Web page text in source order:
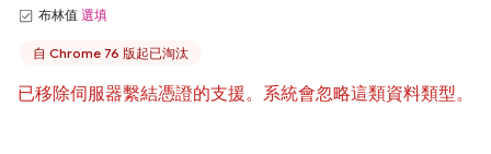
布林值 選填
自 Chrome 76 版起已淘汰
已移除伺服器繫結憑證的支援。系統會忽略這類資料類型。